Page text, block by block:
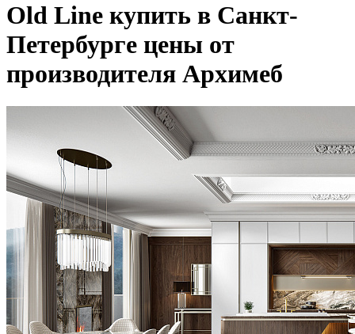
Old Line купить в Санкт-
Петербурге цены от
производителя Архимеб